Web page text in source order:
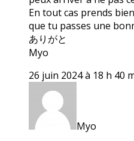
En tout cas prends
que tu passes une
ありがと
Myo
26 juin 2024 à 18 h 40
Myo